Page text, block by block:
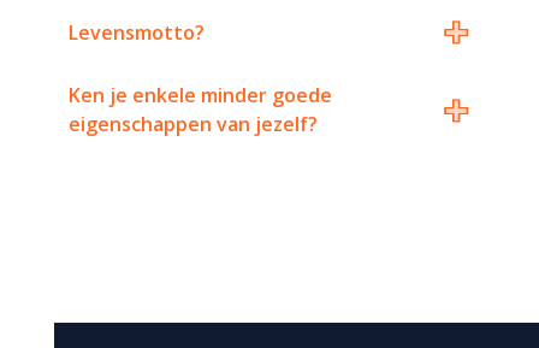
Levensmotto? +
Ken je enkele minder goede
eigenschappen van jezelf?
+